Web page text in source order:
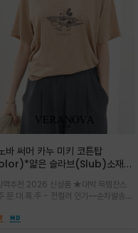
바 써머 카누 미키 코튼탑
얇은 슬라브(Slub)소재
몸에 잘 달라붙지 않아 쾌적
추천 2026 신상품 ★대박 득템찬스
문.대.폭.주 - 전컬러 인기~~순차발송중
더 핏과 부드러운 라운드넥이 편안하며, 앞